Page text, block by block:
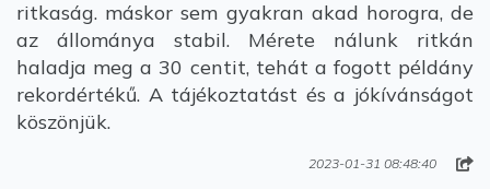
ritkaság. máskor sem gyakran akad horogra, de
az állománya stabil. Mérete nálunk ritkán
haladja meg a 30 centit, tehát a fogott példány
rekordértékű. A tájékoztatást és a jókívánságot
köszönjük.
2023-01-31 08:48:40